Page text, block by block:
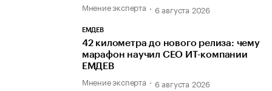
Мнение эксперта 6 августа 2026
ЕМДЕВ
42 километра до нового релиза: чему
марафон научил СЕО ИТ-компании
ЕМДЕВ
Мнение эксперта 6 августа 2026